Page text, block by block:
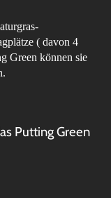
( davon 4
Green können sie
Putting Green